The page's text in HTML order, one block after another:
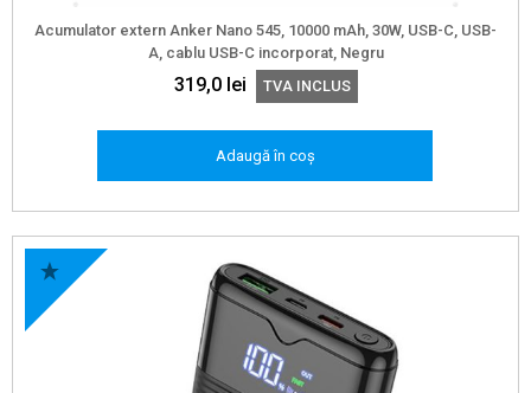
Acumulator extern Anker Nano 545, 10000 mAh, 30W, USB-C, USB-
A, cablu USB-C incorporat, Negru
319,0 lei TVA INCLUS
Adaugă în coș